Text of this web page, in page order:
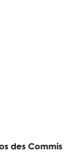
des Commis